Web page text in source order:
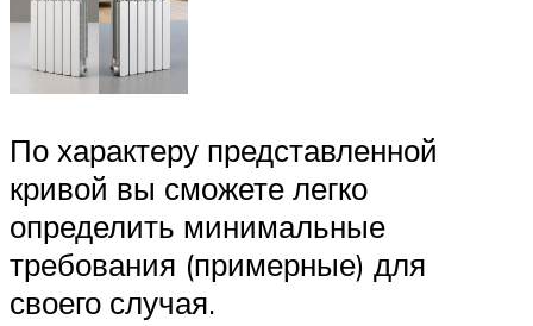
По характеру представленной
кривой вы сможете легко
определить минимальные
требования (примерные) для
своего случая.